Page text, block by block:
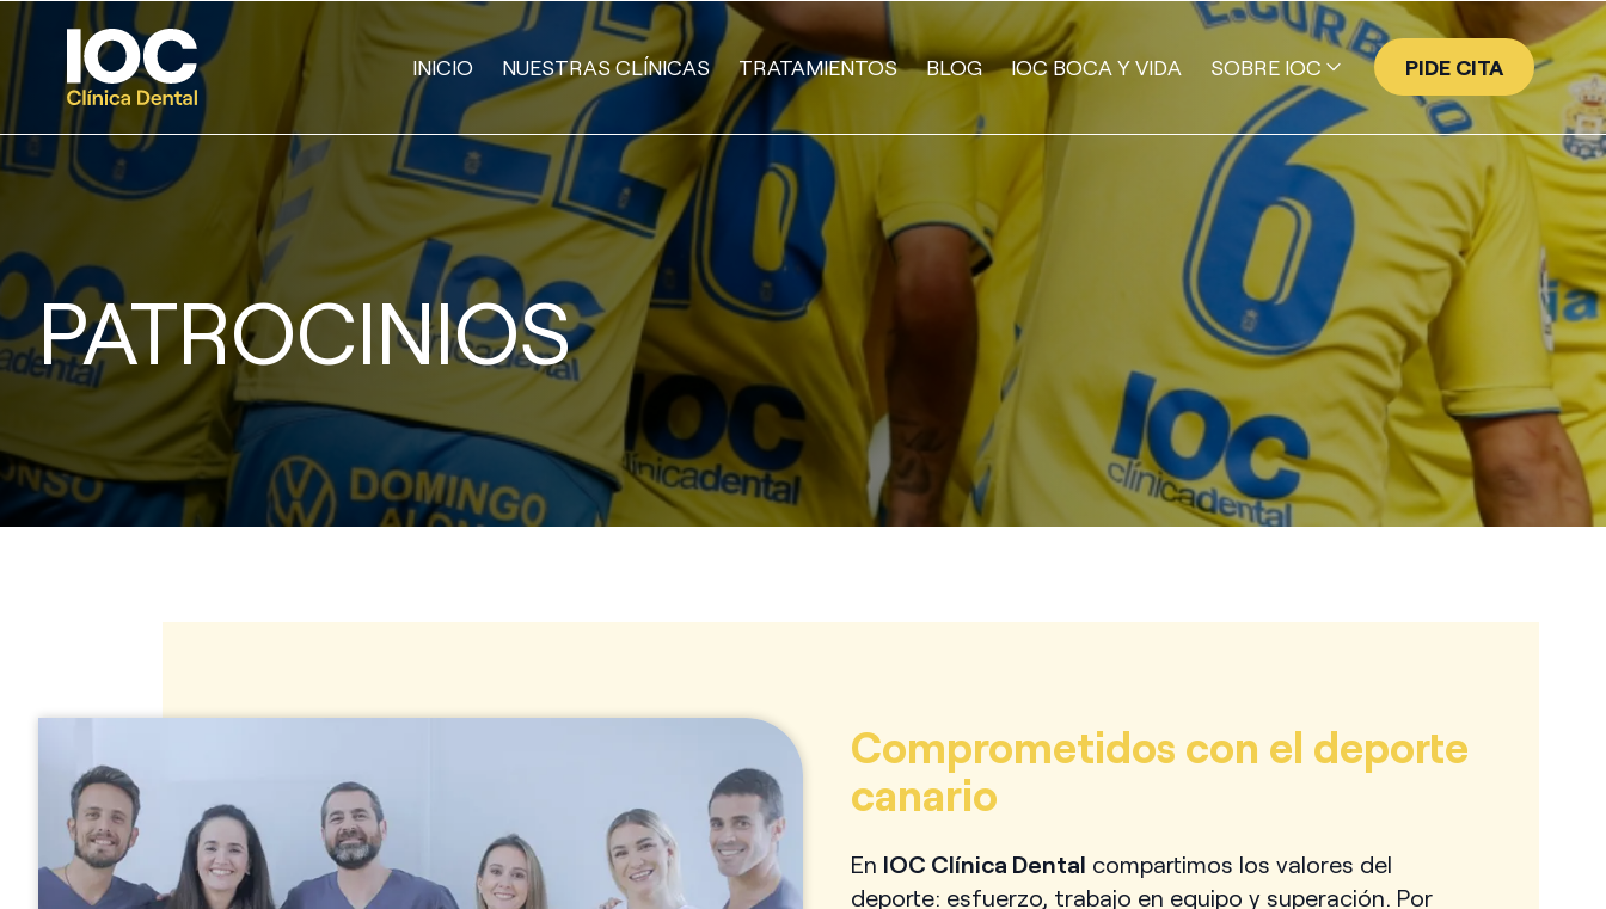
INICIO NUESTRAS CLÍNICAS TRATAMIENTOS BLOG IOC BOCA Y VIDA SOBRE IOC
EQUIPO
GALERÍA DE SONRISAS
NUESTRA HISTORIA
VALORES
TECNOLOGÍA
PROGRAMA EMPRESA AMIGA
IOC | ACADEMY
PUBLICACIONES CIENTÍFICAS DE IOC
PRENSA
PIDE CITA
PATROCINIOS
Comprometidos con el deporte
canario
En IOC Clínica Dental compartimos los valores del
deporte: esfuerzo, trabajo en equipo y superación. Por